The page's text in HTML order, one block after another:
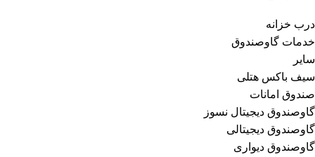
درب خزانه
خدمات گاوصندوق
سایر
سیف باکس هتلی
صندوق امانات
گاوصندوق دیجیتال نسوز
گاوصندوق دیجیتالی
گاوصندوق دیواری